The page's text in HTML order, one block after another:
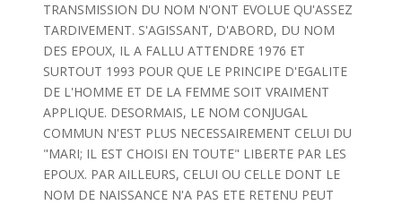
TRANSMISSION DU NOM N'ONT EVOLUE QU'ASSEZ
TARDIVEMENT. S'AGISSANT, D'ABORD, DU NOM
DES EPOUX, IL A FALLU ATTENDRE 1976 ET
SURTOUT 1993 POUR QUE LE PRINCIPE D'EGALITE
DE L'HOMME ET DE LA FEMME SOIT VRAIMENT
APPLIQUE. DESORMAIS, LE NOM CONJUGAL
COMMUN N'EST PLUS NECESSAIREMENT CELUI DU
"MARI; IL EST CHOISI EN TOUTE" LIBERTE PAR LES
EPOUX. PAR AILLEURS, CELUI OU CELLE DONT LE
NOM DE NAISSANCE N'A PAS ETE RETENU PEUT